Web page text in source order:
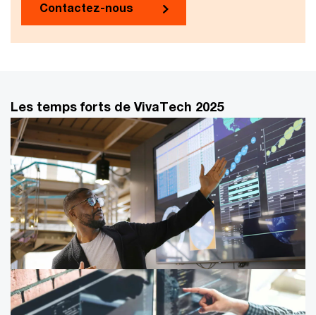
Contactez-nous
Les temps forts de VivaTech 2025
Interview